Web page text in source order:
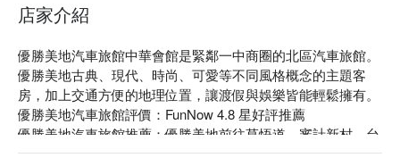
店家介紹
優勝美地汽車旅館中華會館是緊鄰一中商圈的北區汽車旅館。
優勝美地古典、現代、時尚、可愛等不同風格概念的主題客
房，加上交通方便的地理位置，讓渡假與娛樂皆能輕鬆擁有。
優勝美地汽車旅館評價：FunNow 4.8 星好評推薦
優勝美地汽車旅館推薦：優勝美地前往草悟道、審計新村、台
鐵台中站等皆約 10 分鐘車程，觀光購物美食一網打盡。